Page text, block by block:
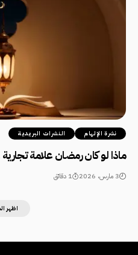
نشرة الإلهام النشرات البريدية
ماذا لو كان رمضان علامة
3 مارس، 2026 1 دقائق
اظهر